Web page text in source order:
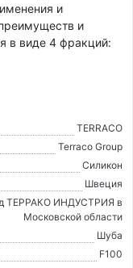
и
и
в виде 4 фракций:
TERRACO
Terraco Group
Силикон
Швеция
ТЕРРАКО ИНДУСТРИЯ в
Московской области
Шуба
F100